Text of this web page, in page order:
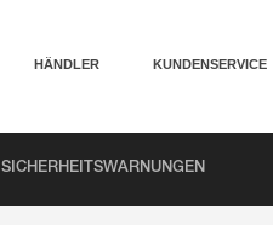
HÄNDLER KUNDENSERVICE
SICHERHEITSWARNUNGEN